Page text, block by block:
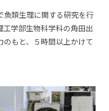
魚類生理に関する研究を行
工学部生物科学科の角田出
もと、５時間以上かけて